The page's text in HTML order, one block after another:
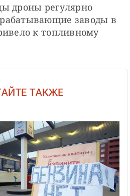
дроны регулярно
заводы в
к топливному
ТАКЖЕ